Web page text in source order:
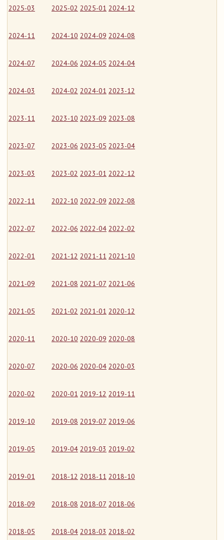
2025-03 2025-02 2025-01 2024-12
2024-11 2024-10 2024-09 2024-08
2024-07 2024-06 2024-05 2024-04
2024-03 2024-02 2024-01 2023-12
2023-11 2023-10 2023-09 2023-08
2023-07 2023-06 2023-05 2023-04
2023-03 2023-02 2023-01 2022-12
2022-11 2022-10 2022-09 2022-08
2022-07 2022-06 2022-04 2022-02
2022-01 2021-12 2021-11 2021-10
2021-09 2021-08 2021-07 2021-06
2021-05 2021-02 2021-01 2020-12
2020-11 2020-10 2020-09 2020-08
2020-07 2020-06 2020-04 2020-03
2020-02 2020-01 2019-12 2019-11
2019-10 2019-08 2019-07 2019-06
2019-05 2019-04 2019-03 2019-02
2019-01 2018-12 2018-11 2018-10
2018-09 2018-08 2018-07 2018-06
2018-05 2018-04 2018-03 2018-02